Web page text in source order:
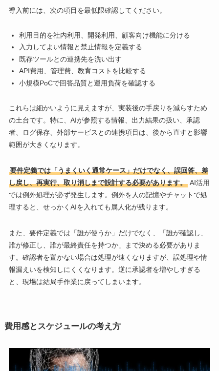
導入前には、次の項目を最低限確認してください。
利用目的を社内利用、開発利用、顧客向け機能に分ける
入力してよい情報と禁止情報を定義する
既存ツールとの連携先を洗い出す
API費用、管理費、教育コストを比較する
小規模PoCで回答品質と運用負荷を確認する
これらは細かいように見えますが、実装後の手戻りを減らすため
の土台です。特に、AIが参照する情報、出力結果の扱い、承認
者、ログ保存、外部サービスとの連携項目は、後から直すと影響
範囲が大きくなります。
要件定義では「うまくいく通常ケース」だけでなく、誤回答、差
し戻し、再実行、取り消しまで設計する必要があります。AI活用
では例外処理が必ず発生します。例外を人の記憶やチャットで処
理すると、せっかくAIを入れても属人化が残ります。
また、要件定義では「誰が使うか」だけでなく、「誰が確認し、
誰が修正し、誰が最終責任を持つか」まで決める必要がありま
す。確認者を置かない場合は処理が速くなりますが、誤処理や情
報漏えいを検知しにくくなります。逆に承認者を増やしすぎる
と、現場は結局手作業に戻ってしまいます。
費用感とスケジュールの考え方